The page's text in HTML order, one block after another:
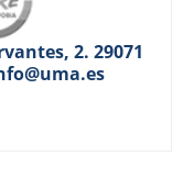
2. 29071